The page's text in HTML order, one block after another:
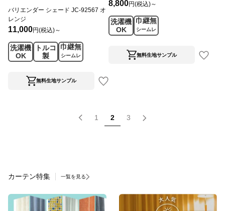
バリエンダー シェード JC-92567 オ
レンジ
11,000円(税込)～
洗濯機
OK
トルコ
製
巾継無
シームレ
ス
無料生地サンプル
8,800円(税込)～
洗濯機
OK
巾継無
シームレ
ス
無料生地サンプル
1 2 3
カーテン特集 一覧を見る